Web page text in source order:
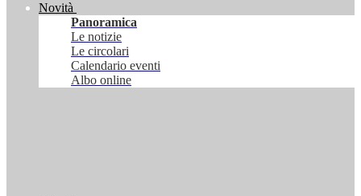
Novità
Panoramica
Le notizie
Le circolari
Calendario eventi
Albo online